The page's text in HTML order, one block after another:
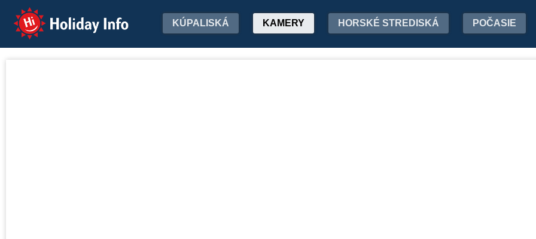
Holiday Info KÚPALISKÁ KAMERY HORSKÉ STREDISKÁ POČASIE